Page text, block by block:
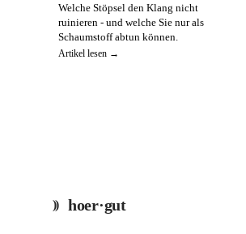
Welche Stöpsel den Klang nicht
ruinieren - und welche Sie nur als
Schaumstoff abtun können.
Artikel lesen →
hoer·gut